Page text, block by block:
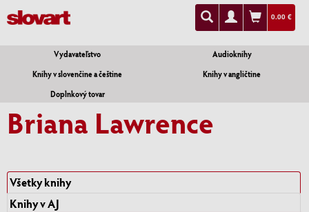
0.00 €
Vydavateľstvo
Audioknihy
Knihy v slovenčine a češtine
Knihy v angličtine
Doplnkový tovar
Briana Lawrence
Všetky knihy
Knihy v AJ